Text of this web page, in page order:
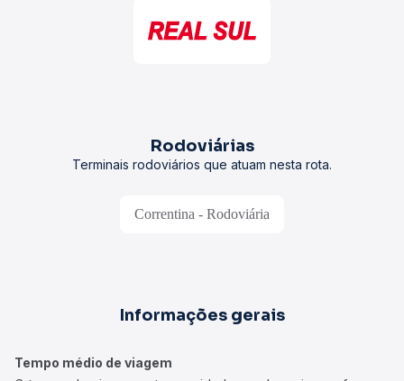
Rodoviárias
Terminais rodoviários que atuam nesta rota.
Correntina - Rodoviária
Informações gerais
Tempo médio de viagem